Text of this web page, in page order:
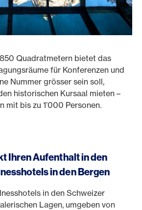
Quadratmetern bietet das
für Konferenzen und
Nummer grösser sein soll,
historischen Kursaal mieten –
mit bis zu 1’000 Personen.
Ihren Aufenthalt in den
in den Bergen
in den Schweizer
Lagen, umgeben von